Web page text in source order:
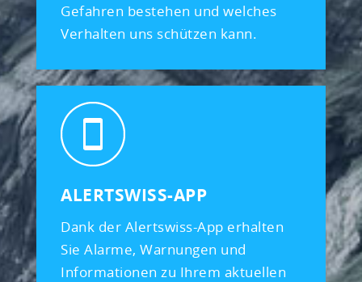
Gefahren bestehen und welches
Verhalten uns schützen kann.
ALERTSWISS-APP
Dank der Alertswiss-App erhalten
Sie Alarme, Warnungen und
Informationen zu Ihrem aktuellen